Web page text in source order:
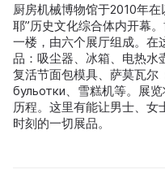
厨房机械博物馆于2010年在
耶”历史文化综合体内开幕
一楼，由六个展厅组成。在
品：吸尘器、冰箱、电热水
复活节面包模具、萨莫瓦尔
бульотки、雪糕机等。展
历程。这里有能让男士、
时刻的一切展品。